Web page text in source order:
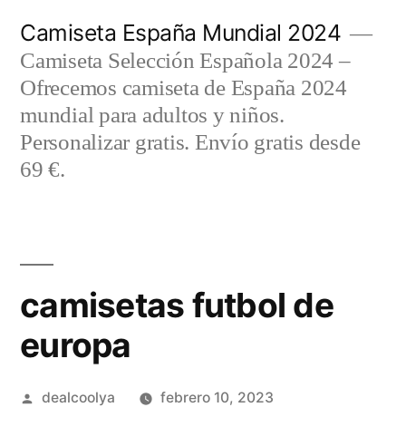
contenido
Camiseta España Mundial 2024
Camiseta Selección Española 2024 –
Ofrecemos camiseta de España 2024
mundial para adultos y niños.
Personalizar gratis. Envío gratis desde
69 €.
camisetas futbol de
europa
Publicado
dealcoolya febrero 10, 2023